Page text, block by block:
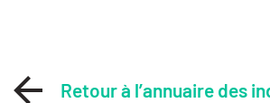
Retour à l’annuaire des